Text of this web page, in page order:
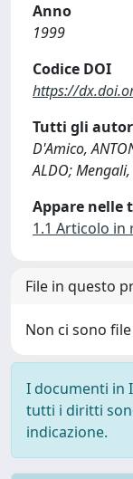
Anno
1999
Codice DOI
https://
Tutti gli
D'Amico,
ALDO;
Appare nelle
1.1 Articolo in
File in questo
Non ci sono
I documenti in
tutti i diritti
indicazione.